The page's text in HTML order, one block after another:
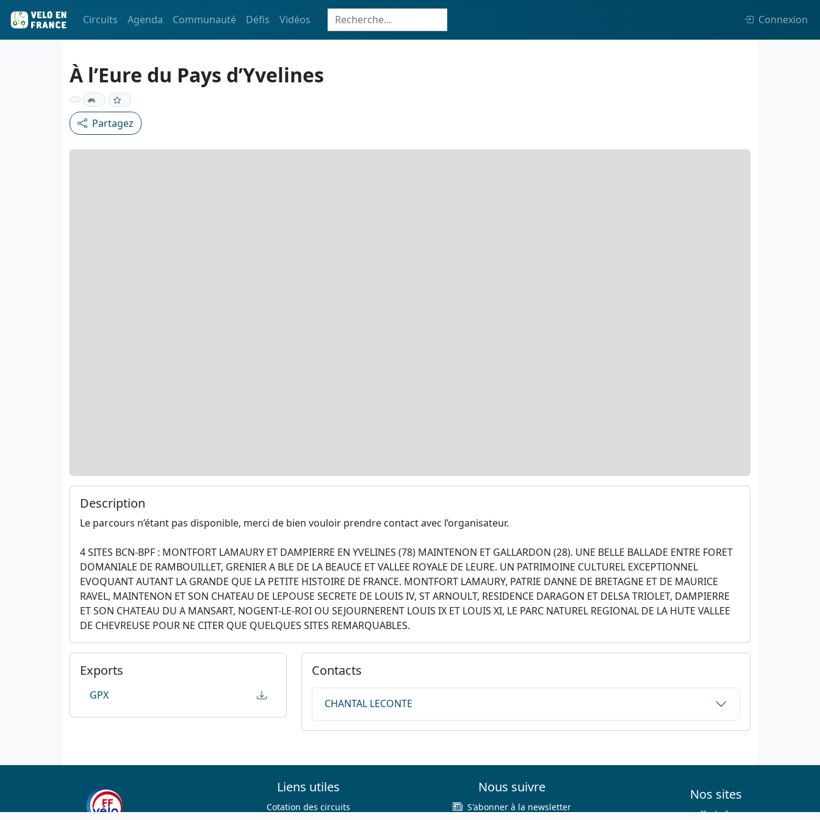
Circuits Agenda Communauté Défis Vidéos Connexion
À l’Eure du Pays d’Yvelines
Partagez
Description
Le parcours n’étant pas disponible, merci de bien vouloir prendre contact avec l’organisateur.
4 SITES BCN-BPF : MONTFORT LAMAURY ET DAMPIERRE EN YVELINES (78) MAINTENON ET GALLARDON (28). UNE BELLE BALLADE ENTRE FORET
DOMANIALE DE RAMBOUILLET, GRENIER A BLE DE LA BEAUCE ET VALLEE ROYALE DE LEURE. UN PATRIMOINE CULTUREL EXCEPTIONNEL
EVOQUANT AUTANT LA GRANDE QUE LA PETITE HISTOIRE DE FRANCE. MONTFORT LAMAURY, PATRIE DANNE DE BRETAGNE ET DE MAURICE
RAVEL, MAINTENON ET SON CHATEAU DE LEPOUSE SECRETE DE LOUIS IV, ST ARNOULT, RESIDENCE DARAGON ET DELSA TRIOLET, DAMPIERRE
ET SON CHATEAU DU A MANSART, NOGENT-LE-ROI OU SEJOURNERENT LOUIS IX ET LOUIS XI, LE PARC NATUREL REGIONAL DE LA HUTE VALLEE
DE CHEVREUSE POUR NE CITER QUE QUELQUES SITES REMARQUABLES.
Exports
GPX
Contacts
CHANTAL LECONTE
Liens utiles
Cotation des circuits
Nous suivre
S'abonner à la newsletter
Nos sites
ffvelo.fr